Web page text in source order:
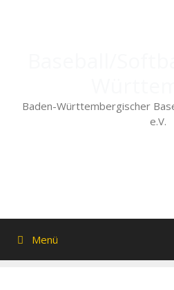
Baden-Württembergischer
e.V.
Menü